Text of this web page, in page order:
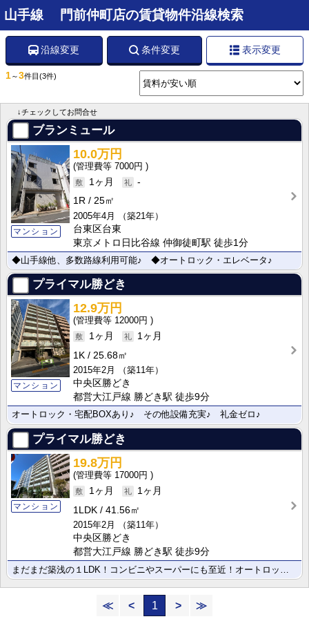
山手線 門前仲町店の賃貸物件沿線検索
沿線変更 条件変更 表示変更
1～3件目 (3件)
↓チェックしてお問合せ
ブランミュール
マンション
10.0万円
7000円
1ヶ月
-
1R
25㎡
2005年4月
（築21年）
台東区台東
東京メトロ日比谷線 仲御徒町駅 徒歩1分
◆山手線他、多数路線利用可能♪ ◆オートロック・エレベータ♪
プライマル勝どき
マンション
12.9万円
12000円
1ヶ月
1ヶ月
1K
25.68㎡
2015年2月
（築11年）
中央区勝どき
都営大江戸線 勝どき駅 徒歩9分
オートロック・宅配BOXあり♪ その他設備充実♪ 礼金ゼロ♪
プライマル勝どき
マンション
19.8万円
17000円
1ヶ月
1ヶ月
1LDK
41.56㎡
2015年2月
（築11年）
中央区勝どき
都営大江戸線 勝どき駅 徒歩9分
≪ < 1 > ≫